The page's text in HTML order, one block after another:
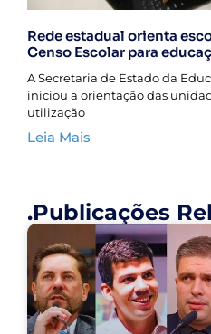
Rede estadual orienta
Censo Escolar para
A Secretaria de Estado da
iniciou a orientação das
utilização
Leia Mais
.Publicações